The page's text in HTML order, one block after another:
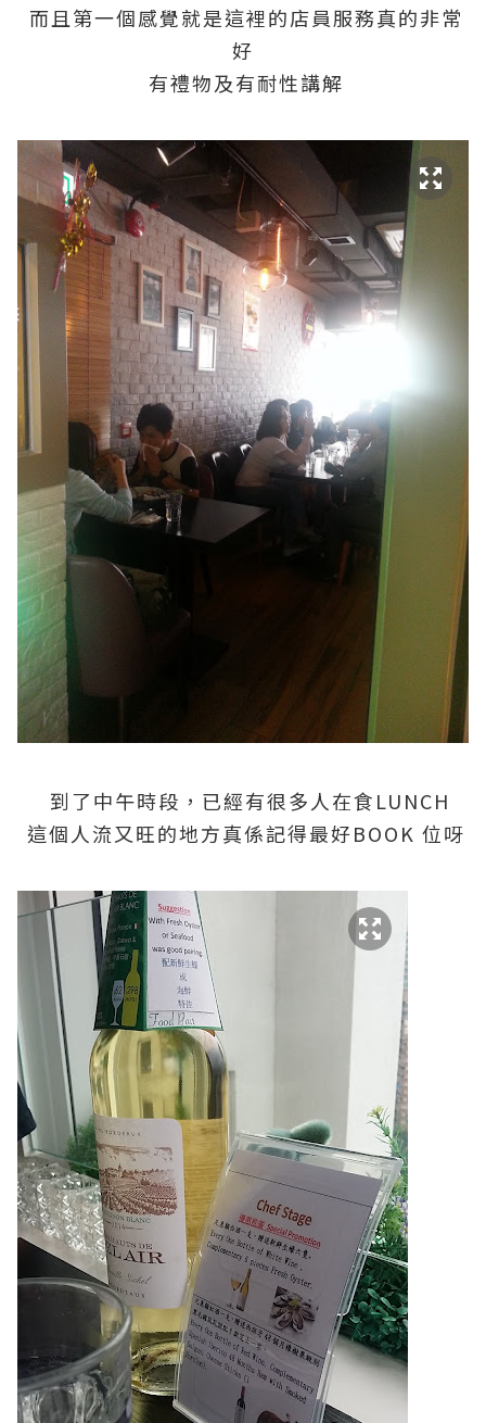
而且第一個感覺就是這裡的店員服務真的非常
好
有禮物及有耐性講解
到了中午時段，已經有很多人在食LUNCH
這個人流又旺的地方真係記得最好BOOK 位呀